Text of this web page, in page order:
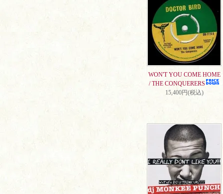
WON'T YOU COME HOME
/ THE CONQUERERS
15,400円(税込)